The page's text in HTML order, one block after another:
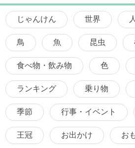
じゃんけん 世界
鳥 魚 昆虫
食べ物・飲み物 色
ランキング 乗り物
季節 行事・イベント
王冠 お出かけ お